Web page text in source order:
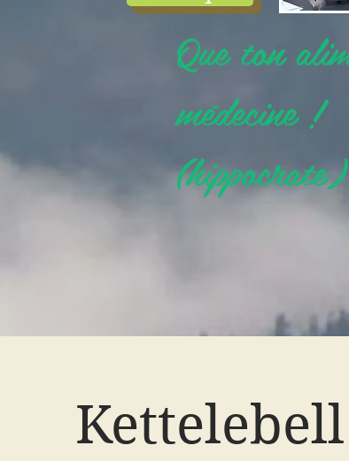
Que ton
médecine !
(hippocrate)
Kettelebell